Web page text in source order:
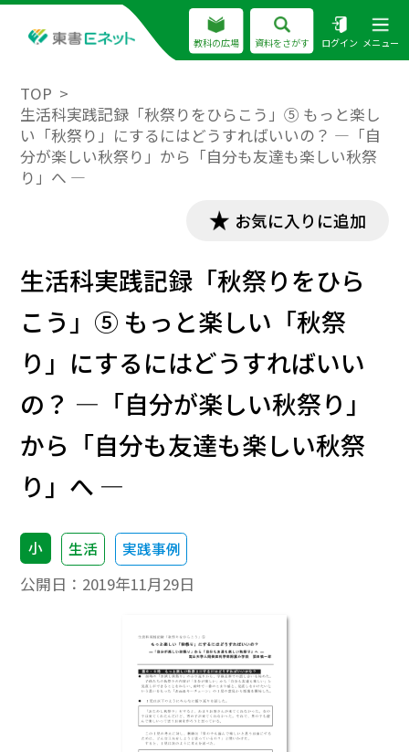
教科の広場 資料をさがす ログイン メニュー
TOP
生活科実践記録「秋祭りをひらこう」⑤ もっと楽し
い「秋祭り」にするにはどうすればいいの？ ―「自
分が楽しい秋祭り」から「自分も友達も楽しい秋祭
り」へ ―
お気に入りに追加
生活科実践記録「秋祭りをひら
こう」⑤ もっと楽しい「秋祭
り」にするにはどうすればいい
の？ ―「自分が楽しい秋祭り」
から「自分も友達も楽しい秋祭
り」へ ―
小 生活 実践事例
公開日： 2019年11月29日